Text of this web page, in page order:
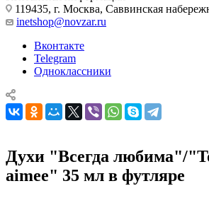
119435, г. Москва, Саввинская
inetshop@novzar.ru
Вконтакте
Telegram
Одноклассники
Духи "Всегда любима"/
aimee" 35 мл в футляре